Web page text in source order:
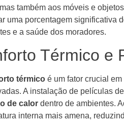
também aos móveis e
uma porcentagem significativa
e a saúde dos moradores.
Térmico e
térmico é um fator crucial
A instalação de películas
de calor dentro de ambientes.
interna mais amena,